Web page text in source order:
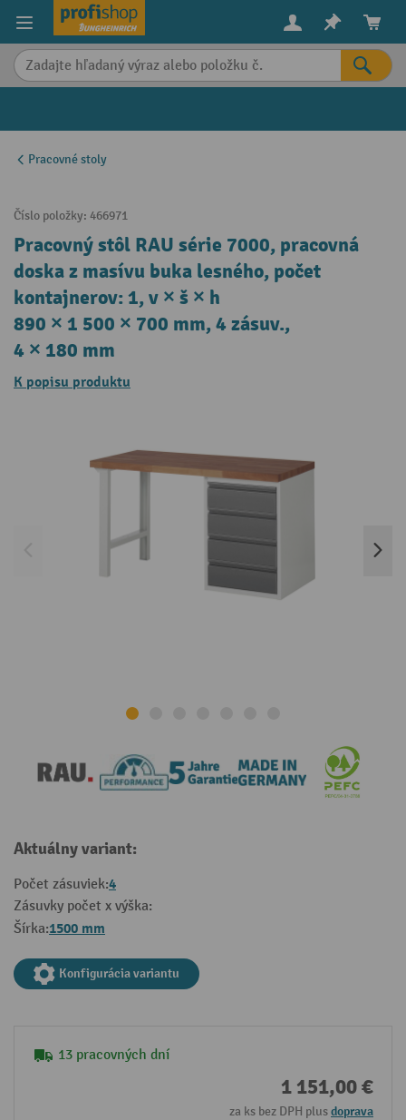
content
Pracovné stoly
Číslo položky: 466971
Pracovný stôl RAU série 7000, pracovná
doska z masívu buka lesného, počet
kontajnerov: 1, v × š × h
890 × 1 500 × 700 mm, 4 zásuv.,
4 × 180 mm
K popisu produktu
Aktuálny variant:
Počet zásuviek:4
Zásuvky počet x výška:
Šírka:1500 mm
Konfigurácia variantu
13 pracovných dní
1 151,00 €
za ks bez DPH plusdoprava